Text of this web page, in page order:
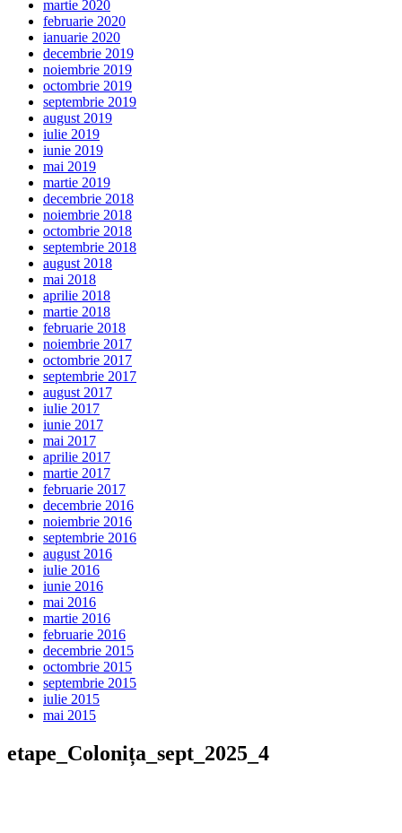
martie 2020
februarie 2020
ianuarie 2020
decembrie 2019
noiembrie 2019
octombrie 2019
septembrie 2019
august 2019
iulie 2019
iunie 2019
mai 2019
martie 2019
decembrie 2018
noiembrie 2018
octombrie 2018
septembrie 2018
august 2018
mai 2018
aprilie 2018
martie 2018
februarie 2018
noiembrie 2017
octombrie 2017
septembrie 2017
august 2017
iulie 2017
iunie 2017
mai 2017
aprilie 2017
martie 2017
februarie 2017
decembrie 2016
noiembrie 2016
septembrie 2016
august 2016
iulie 2016
iunie 2016
mai 2016
martie 2016
februarie 2016
decembrie 2015
octombrie 2015
septembrie 2015
iulie 2015
mai 2015
etape_Colonița_sept_2025_4